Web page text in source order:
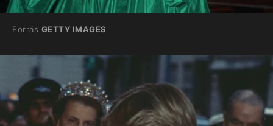
Forrás GETTY IMAGES